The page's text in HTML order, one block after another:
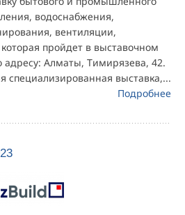
водоснабжения,
вентиляции,
пройдет в выставочном
адресу: Алматы, Тимирязева, 42.
специализированная выставка,...
Подробнее